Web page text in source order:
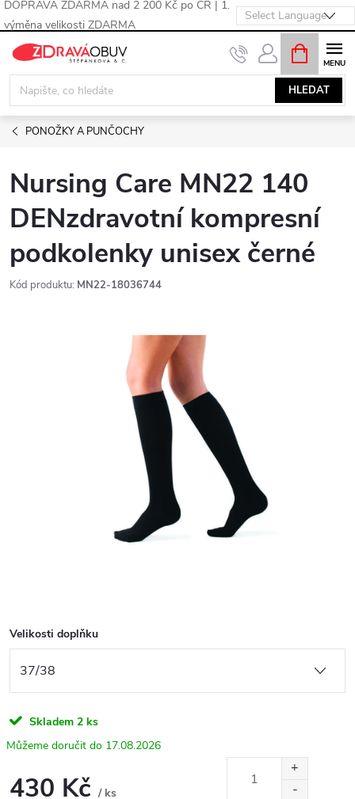
DOPRAVA ZDARMA nad 2 200 Kč po ČR | 1.
výměna velikosti ZDARMA
Přejít
obsah
HLEDAT
NÁKUPNÍ
KOŠÍK
PONOŽKY A PUNČOCHY
Nursing Care MN22 140
DENzdravotní kompresní
podkolenky unisex černé
Kód produktu: MN22-18036744
Velikosti doplňku
Skladem 2 ks
17.08.2026
430 Kč / ks